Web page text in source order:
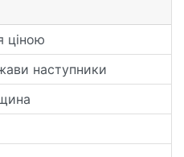
ціною
наступники